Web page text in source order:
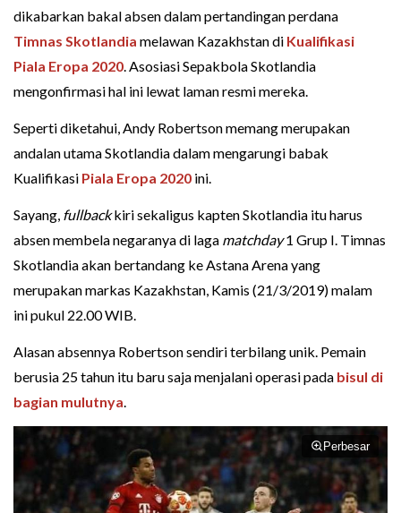
dikabarkan bakal absen dalam pertandingan perdana
Timnas Skotlandia melawan Kazakhstan di Kualifikasi
Piala Eropa 2020. Asosiasi Sepakbola Skotlandia
mengonfirmasi hal ini lewat laman resmi mereka.
Seperti diketahui, Andy Robertson memang merupakan
andalan utama Skotlandia dalam mengarungi babak
Kualifikasi Piala Eropa 2020 ini.
Sayang, fullbackkiri sekaligus kapten Skotlandia itu harus
absen membela negaranya di laga matchday1 Grup I. Timnas
Skotlandia akan bertandang ke Astana Arena yang
merupakan markas Kazakhstan, Kamis (21/3/2019) malam
ini pukul 22.00 WIB.
Alasan absennya Robertson sendiri terbilang unik. Pemain
berusia 25 tahun itu baru saja menjalani operasi pada bisul di
bagian mulutnya.
Perbesar